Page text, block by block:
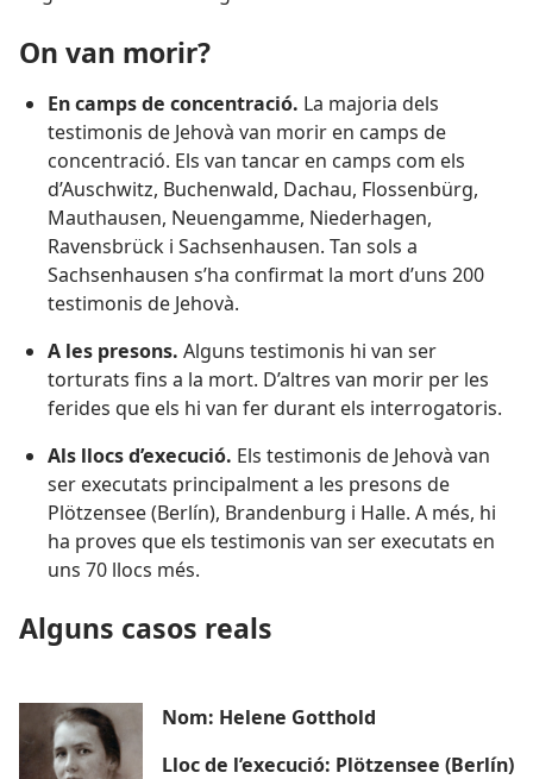
On van morir?
En camps de concentració. La majoria dels
testimonis de Jehovà van morir en camps de
concentració. Els van tancar en camps com els
d’Auschwitz, Buchenwald, Dachau, Flossenbürg,
Mauthausen, Neuengamme, Niederhagen,
Ravensbrück i Sachsenhausen. Tan sols a
Sachsenhausen s’ha confirmat la mort d’uns 200
testimonis de Jehovà.
A les presons. Alguns testimonis hi van ser
torturats fins a la mort. D’altres van morir per les
ferides que els hi van fer durant els interrogatoris.
Als llocs d’execució. Els testimonis de Jehovà van
ser executats principalment a les presons de
Plötzensee (Berlín), Brandenburg i Halle. A més, hi
ha proves que els testimonis van ser executats en
uns 70 llocs més.
Alguns casos reals
Nom: Helene Gotthold
Lloc de l’execució: Plötzensee (Berlín)